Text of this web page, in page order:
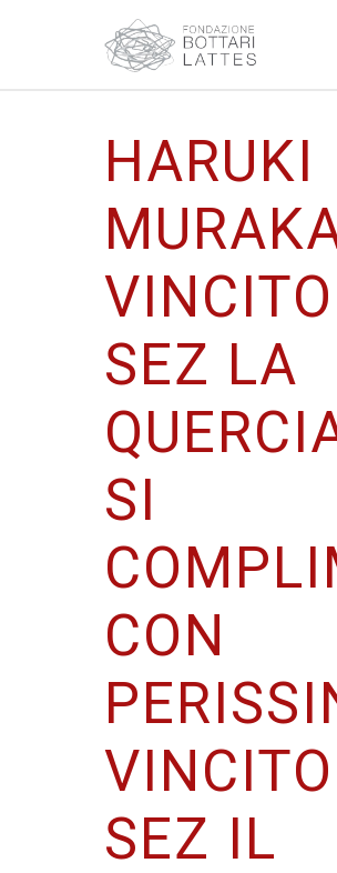
HARUKI
SEZ LA
SI
CON
SEZ IL